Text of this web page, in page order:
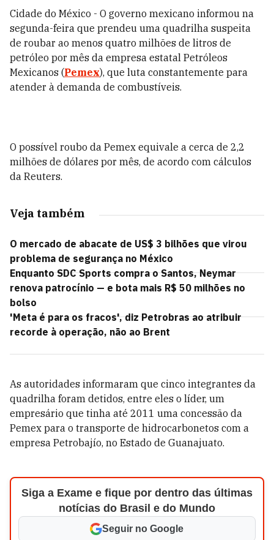
Cidade do México - O governo mexicano informou na
segunda-feira que prendeu uma quadrilha suspeita
de roubar ao menos quatro milhões de litros de
petróleo por mês da empresa estatal Petróleos
Mexicanos (Pemex), que luta constantemente para
atender à demanda de combustíveis.
O possível roubo da Pemex equivale a cerca de 2,2
milhões de dólares por mês, de acordo com cálculos
da Reuters.
Veja também
O mercado de abacate de US$ 3 bilhões que virou
problema de segurança no México
Enquanto SDC Sports compra o Santos, Neymar
renova patrocínio — e bota mais R$ 50 milhões no
bolso
'Meta é para os fracos', diz Petrobras ao atribuir
recorde à operação, não ao Brent
As autoridades informaram que cinco integrantes da
quadrilha foram detidos, entre eles o líder, um
empresário que tinha até 2011 uma concessão da
Pemex para o transporte de hidrocarbonetos com a
empresa Petrobajío, no Estado de Guanajuato.
Siga a Exame e fique por dentro das últimas
notícias do Brasil e do Mundo
Seguir no Google